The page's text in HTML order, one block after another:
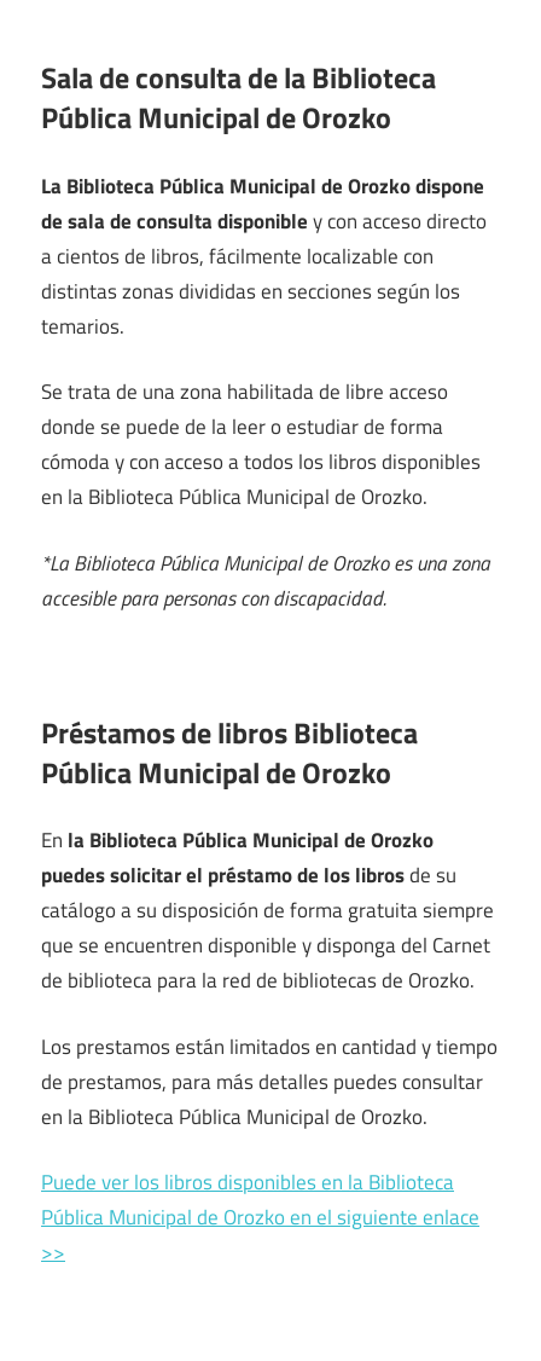
Sala de consulta de la Biblioteca
Pública Municipal de Orozko
La Biblioteca Pública Municipal de Orozko dispone
de sala de consulta disponibley con acceso directo
a cientos de libros, fácilmente localizable con
distintas zonas divididas en secciones según los
temarios.
Se trata de una zona habilitada de libre acceso
donde se puede de la leer o estudiar de forma
cómoda y con acceso a todos los libros disponibles
en la Biblioteca Pública Municipal de Orozko.
*La Biblioteca Pública Municipal de Orozko es una zona
accesible para personas con discapacidad.
Préstamos de libros Biblioteca
Pública Municipal de Orozko
En la Biblioteca Pública Municipal de Orozko
puedes solicitar el préstamo de los librosde su
catálogo a su disposición de forma gratuita siempre
que se encuentren disponible y disponga del Carnet
de biblioteca para la red de bibliotecas de Orozko.
Los prestamos están limitados en cantidad y tiempo
de prestamos, para más detalles puedes consultar
en la Biblioteca Pública Municipal de Orozko.
Puede ver los libros disponibles en la Biblioteca
Pública Municipal de Orozko en el siguiente enlace
>>